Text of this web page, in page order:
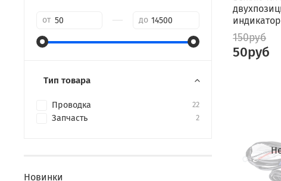
150руб
50руб
от до
Тип товара
Проводка 22
Запчасть 2
Новинки